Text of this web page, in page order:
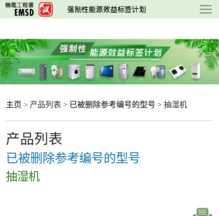
跳
至
要
内
容
主页 > 产品列表 > 已被删除参考编号的型号 > 抽湿机
产品列表
已被删除参考编号的型号
抽湿机